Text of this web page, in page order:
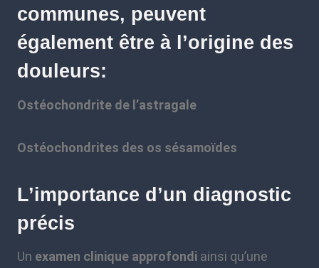
communes, peuvent
également être à l’origine des
douleurs:
Ostéochondrite de l’astragale
Ostéochondrites des os sésamoïdes
L’importance d’un diagnostic
précis
Un examen clinique approfondi ainsi qu’une